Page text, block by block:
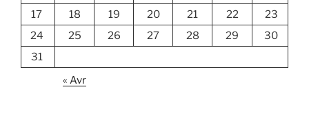
17
18 19 20 21 22
23
24
25 26 27 28 29
30
31
« Avr